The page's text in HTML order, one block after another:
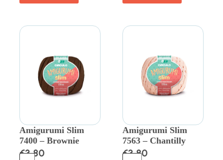
Amigurumi Slim
7400 – Brownie
€3.80
Amigurumi Slim
7563 – Chantilly
€3.80